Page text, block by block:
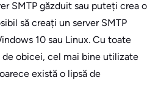
SMTP găzduit sau puteți crea o
să creați un server SMTP
10 sau Linux. Cu toate
de obicei, cel mai bine utilizate
există o lipsă de